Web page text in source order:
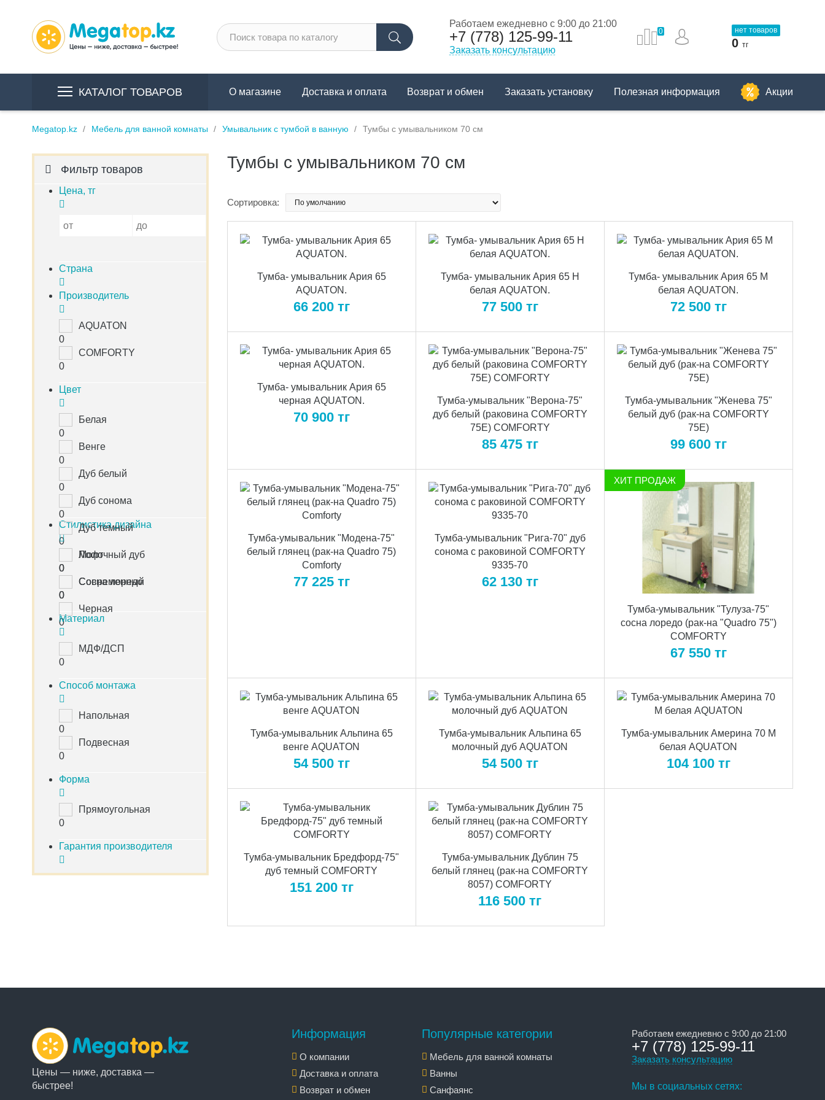
Работаем ежедневно с 9:00 до 21:00
+7 (778) 125-99-11
Заказать консультацию
0 нет товаров
0 тг
КАТАЛОГ ТОВАРОВ О магазине Доставка и оплата Возврат и обмен Заказать установку Полезная информация Акции
Megatop.kz Мебель для ванной комнаты Умывальник с тумбой в ванную Тумбы с умывальником 70 см
Фильтр товаров
Цена, тг
от до
Страна
Производитель
AQUATON
0
COMFORTY
0
Цвет
Белая
0
Венге
0
Дуб белый
0
Дуб сонома
0
Дуб темный
0
Молочный дуб
0
Сосна лоредо
0
Черная
0
Стилистика дизайна
Лофт
0
Современный
0
Материал
МДФ/ДСП
0
Способ монтажа
Напольная
0
Подвесная
0
Форма
Прямоугольная
0
Гарантия производителя
Тумбы с умывальником 70 см
Сортировка:
Тумба- умывальник Ария 65
AQUATON.
66 200 тг
Тумба- умывальник Ария 65 H
белая AQUATON.
77 500 тг
Тумба- умывальник Ария 65 М
белая AQUATON.
72 500 тг
Тумба- умывальник Ария 65
черная AQUATON.
70 900 тг
Тумба-умывальник "Верона-75"
дуб белый (раковина COMFORTY
75Е) COMFORTY
85 475 тг
Тумба-умывальник "Женева 75"
белый дуб (рак-на COMFORTY
75E)
99 600 тг
Тумба-умывальник "Модена-75"
белый глянец (рак-на Quadro 75)
Comforty
77 225 тг
Тумба-умывальник "Рига-70" дуб
сонома с раковиной COMFORTY
9335-70
62 130 тг
ХИТ ПРОДАЖ
Тумба-умывальник "Тулуза-75"
сосна лоредо (рак-на "Quadro 75")
COMFORTY
67 550 тг
Тумба-умывальник Альпина 65
венге AQUATON
54 500 тг
Тумба-умывальник Альпина 65
молочный дуб AQUATON
54 500 тг
Тумба-умывальник Америна 70 М
белая AQUATON
104 100 тг
Тумба-умывальник Бредфорд-75"
дуб темный COMFORTY
151 200 тг
Тумба-умывальник Дублин 75
белый глянец (рак-на COMFORTY
8057) COMFORTY
116 500тг
Цены — ниже, доставка —
быстрее!
Информация
О компании
Доставка и оплата
Возврат и обмен
Популярные категории
Мебель для ванной комнаты
Ванны
Санфаянс
Работаем ежедневно с 9:00 до 21:00
+7 (778) 125-99-11
Заказать консультацию
Мы в социальных сетях: